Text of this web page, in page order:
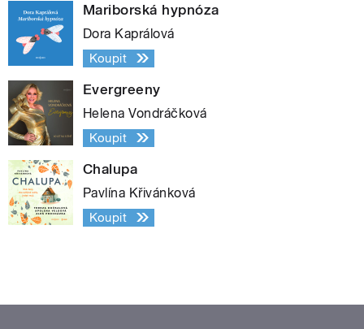
Mariborská hypnóza
Dora Kaprálová
Koupit
Evergreeny
Helena Vondráčková
Koupit
Chalupa
Pavlína Křivánková
Koupit